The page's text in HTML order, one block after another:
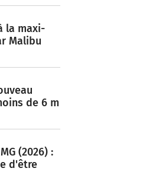
la maxi-
Malibu
de 6 m
(2026) :
d'être